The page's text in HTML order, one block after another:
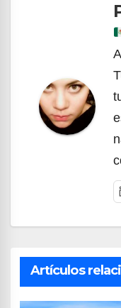
Artículos